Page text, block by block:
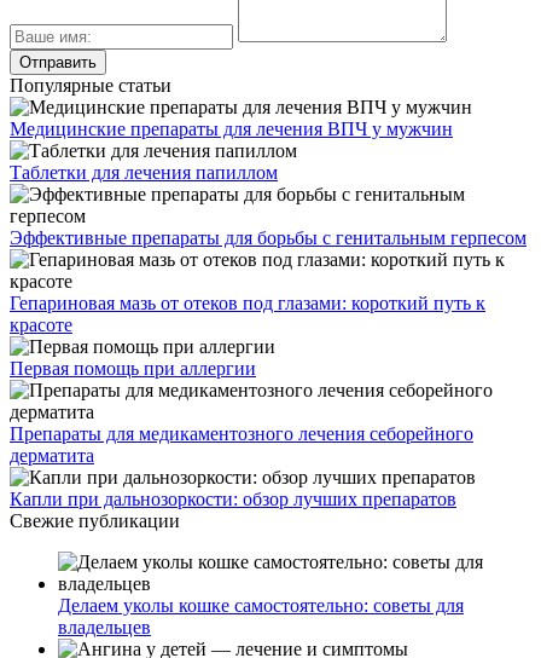
Популярные статьи
Медицинские препараты для лечения ВПЧ у мужчин
Таблетки для лечения папиллом
Эффективные препараты для борьбы с генитальным герпесом
Гепариновая мазь от отеков под глазами: короткий путь к
красоте
Первая помощь при аллергии
Препараты для медикаментозного лечения себорейного
дерматита
Капли при дальнозоркости: обзор лучших препаратов
Свежие публикации
Делаем уколы кошке самостоятельно: советы для
владельцев